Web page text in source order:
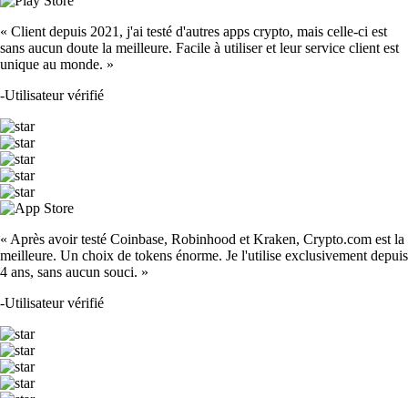
« Client depuis 2021, j'ai testé d'autres apps crypto, mais celle-ci est
sans aucun doute la meilleure. Facile à utiliser et leur service client est
unique au monde. »
-Utilisateur vérifié
« Après avoir testé Coinbase, Robinhood et Kraken, Crypto.com est la
meilleure. Un choix de tokens énorme. Je l'utilise exclusivement depuis
4 ans, sans aucun souci. »
-Utilisateur vérifié